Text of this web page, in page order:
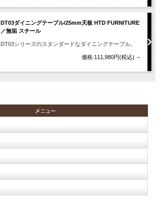
DT03ダイニングテーブル/25mm天板 HTD FURNITURE
／無垢 スチール
DT03シリーズのスタンダードなダイニングテーブル。
価格:111,980円(税込) ～